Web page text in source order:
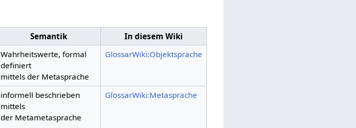
Semantik
In diesem Wiki
Wahrheitswerte, formal
definiert
mittels der Metasprache
GlossarWiki:Objektsprache
informell beschrieben
mittels
der Metametasprache
GlossarWiki:Metasprache